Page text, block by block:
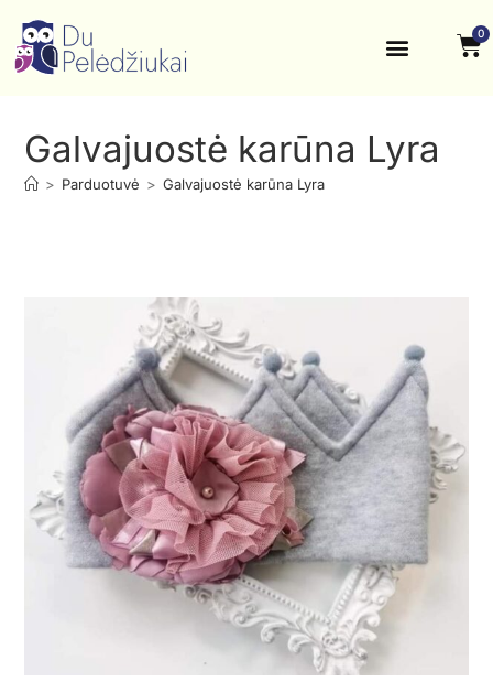
0
Galvajuostė karūna Lyra
> Parduotuvė > Galvajuostė karūna Lyra